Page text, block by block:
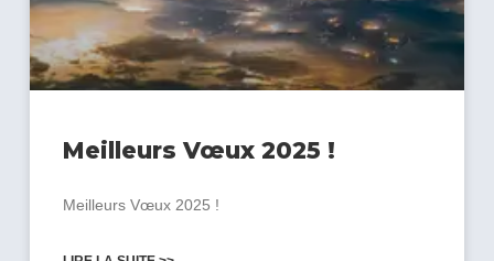
Meilleurs Vœux 2025 !
Meilleurs Vœux 2025 !